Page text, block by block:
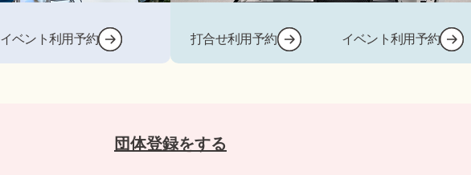
イベント利用予約 打合せ利用予約 イベント利用予約
団体登録をする